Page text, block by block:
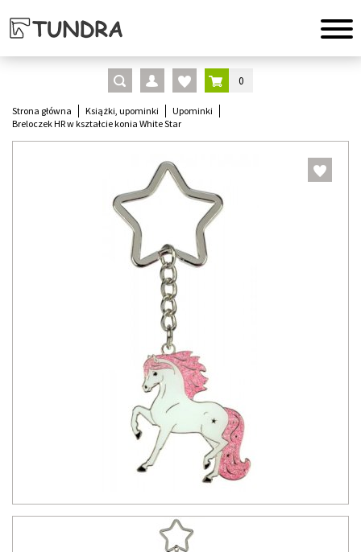
0
Strona główna Książki, upominki
Upominki
Breloczek HR w kształcie konia White Star